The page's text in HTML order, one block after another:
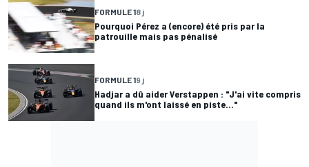
FORMULE 18 j
Pourquoi Pérez a (encore) été pris par la
patrouille mais pas pénalisé
FORMULE 19 j
Hadjar a dû aider Verstappen : "J'ai vite compris
quand ils m'ont laissé en piste..."